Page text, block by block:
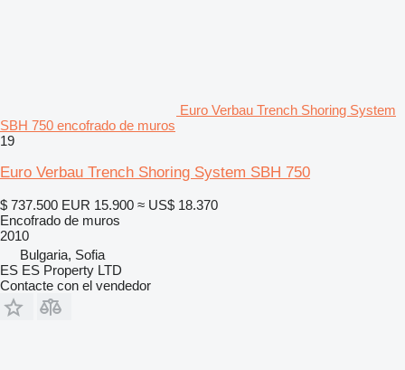
Euro Verbau Trench Shoring System
SBH 750 encofrado de muros
19
Euro Verbau Trench Shoring System SBH 750
$ 737.500 EUR 15.900 ≈ US$ 18.370
Encofrado de muros
2010
Bulgaria, Sofia
ES ES Property LTD
Contacte con el vendedor